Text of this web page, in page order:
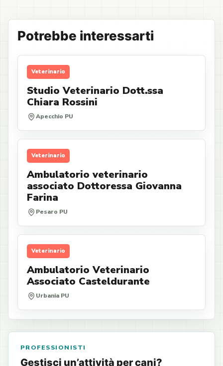
Potrebbe interessarti
Veterinario
Studio Veterinario Dott.ssa
Chiara Rossini
Apecchio PU
Veterinario
Ambulatorio veterinario
associato Dottoressa Giovanna
Farina
Pesaro PU
Veterinario
Ambulatorio Veterinario
Associato Casteldurante
Urbania PU
PROFESSIONISTI
Gestisci un’attività per cani?